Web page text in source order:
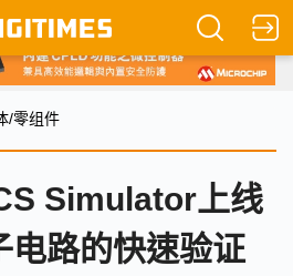
/零组件
Simulator上线
电路的快速验证